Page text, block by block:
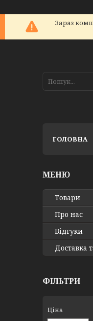
Зараз
ГОЛОВНА
Товари
Про нас
Відгуки
Доставка
ФІЛЬТРИ
Ціна